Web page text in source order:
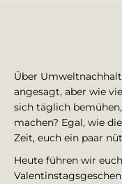
Über
angesagt, aber wie
sich täglich
machen? Egal, wie
Zeit, euch ein paar
Heute führen wir